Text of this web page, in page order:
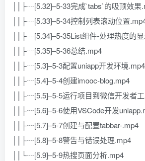
││├┈[5.32]–5-33完成`tabs`的吸顶效果
││├┈[5.33]–5-34控制列表滚动位置
││├┈[5.34]–5-35List组件-处理热度的
││├┈[5.35]–5-36总结.mp4
││├┈[5.3]–5-3配置uniapp开发环境.mp4
││├┈[5.4]–5-4创建imooc-blog.mp4
││├┈[5.5]–5-5运行项目到微信开发者
││├┈[5.6]–5-6使用VSCode开发
││├┈[5.7]–5-7创建与配置tabbar-.mp4
││├┈[5.8]–5-8警告与错误处理.mp4
││└┈[5.9]–5-9热搜页面分析.mp4